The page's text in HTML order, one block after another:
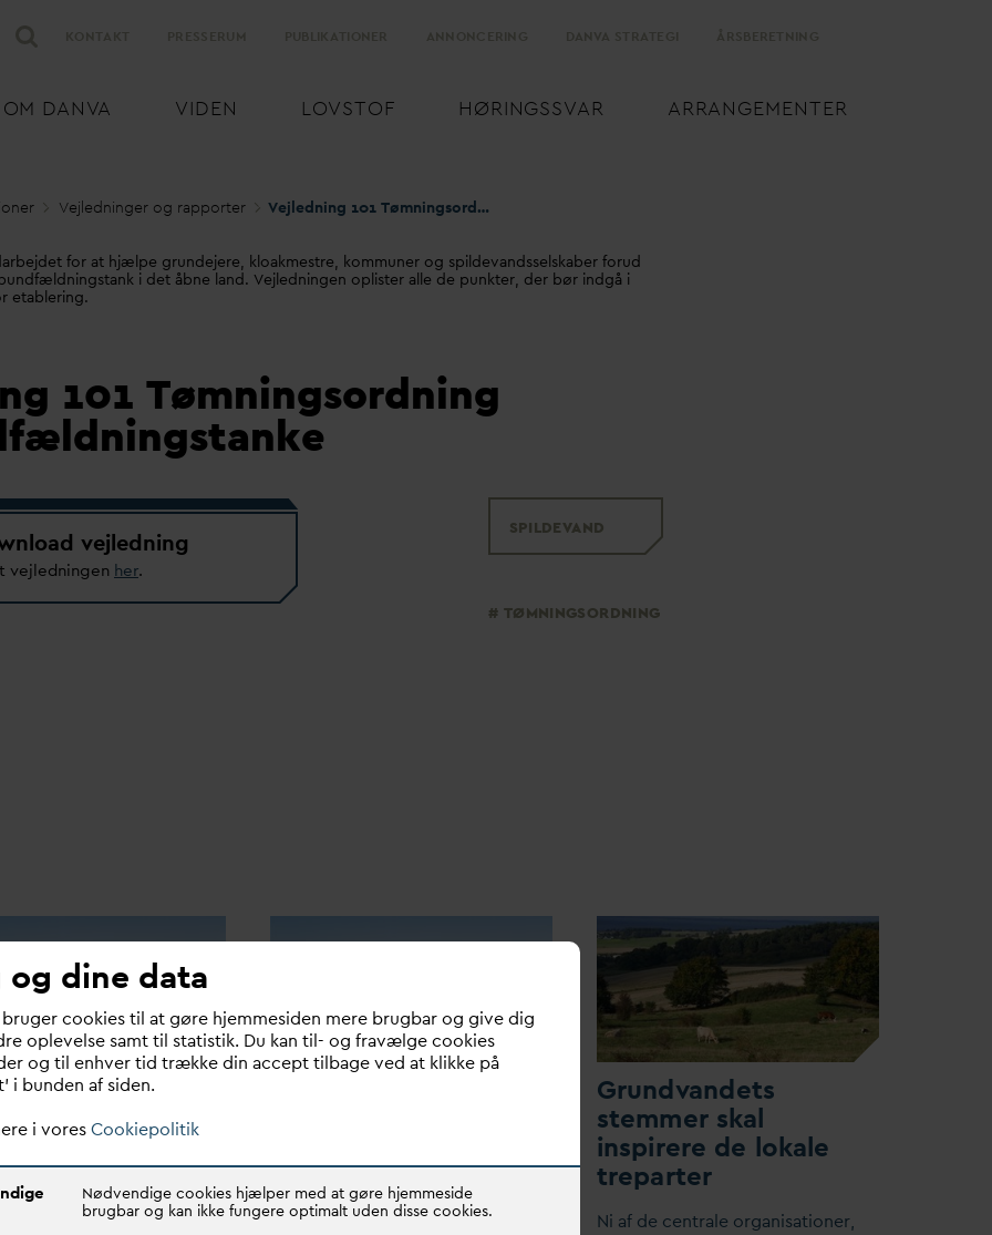
OM DANVA VIDEN LOVSTOF HØRINGSSVAR ARRANGEMENTER
Vejledninger og rapporter Vejledning 101 Tømningsordning for bundfældningstanke
for at hjælpe grundejere, kloakmestre, kommuner og spildevandsselskaber forud
i det åbne land. Vejledningen oplister alle de punkter, der bør indgå i
etablering.
101 Tømningsordning
vejledning
vejledningen her.
SPILDEVAND
TØMNINGSORDNING
må sige
fra over for
på
betaler'-
EU’s byspildevandsdir
ektiv
Grundvandets
stemmer skal
inspirere de lokale
treparter
​Ni af de centrale organisationer,
og dine data
bruger cookies til at gøre hjemmesiden mere brugbar og give dig
oplevelse samt til statistik. Du kan til- og fravælge cookies
og til enhver tid trække din accept tilbage ved at klikke på
i bunden af siden.
i voresCookiepolitik
Nødvendige cookies hjælper med at gøre hjemmeside
brugbar og kan ikke fungere optimalt uden disse cookies.